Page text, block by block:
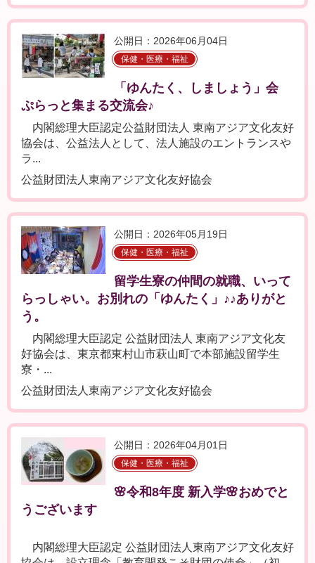
公開日：2026年06月04日
保健・医療・福祉
「ゆんたく、しましょう」会
ぷらっと集まる交流会♪
内閣総理大臣認定公益財団法人 東南アジア文化友好
協会は、公益法人として、法人施設のエントランスや
ラ...
公益財団法人東南アジア文化友好協会
公開日：2026年05月19日
保健・医療・福祉
留学生寮の仲間の就職、いって
らっしゃい。お別れの「ゆんたく」♪♪ありがと
う。
内閣総理大臣認定 公益財団法人 東南アジア文化友
好協会は、東京都東村山市萩山町で本部施設留学生
寮・...
公益財団法人東南アジア文化友好協会
公開日：2026年04月01日
保健・医療・福祉
🌸令和8年度 新入学🌸おめでと
うございます
内閣総理大臣認定 公益財団法人東南アジア文化友好